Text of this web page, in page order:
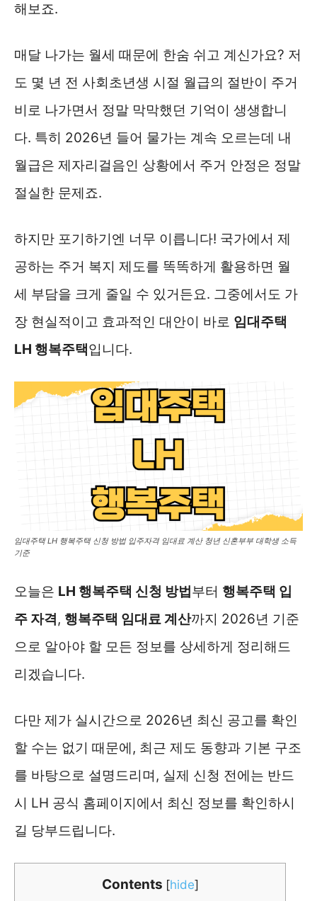
해보죠.
매달 나가는 월세 때문에 한숨 쉬고 계신가요? 저
도 몇 년 전 사회초년생 시절 월급의 절반이 주거
비로 나가면서 정말 막막했던 기억이 생생합니
다. 특히 2026년 들어 물가는 계속 오르는데 내
월급은 제자리걸음인 상황에서 주거 안정은 정말
절실한 문제죠.
하지만 포기하기엔 너무 이릅니다! 국가에서 제
공하는 주거 복지 제도를 똑똑하게 활용하면 월
세 부담을 크게 줄일 수 있거든요. 그중에서도 가
장 현실적이고 효과적인 대안이 바로 임대주택
LH 행복주택입니다.
임대주택 LH 행복주택 신청 방법 입주자격 임대료 계산 청년 신혼부부 대학생 소득
기준
오늘은 LH 행복주택 신청 방법 부터 행복주택 입
주 자격 , 행복주택 임대료 계산까지 2026년 기준
으로 알아야 할 모든 정보를 상세하게 정리해드
리겠습니다.
다만 제가 실시간으로 2026년 최신 공고를 확인
할 수는 없기 때문에, 최근 제도 동향과 기본 구조
를 바탕으로 설명드리며, 실제 신청 전에는 반드
시 LH 공식 홈페이지에서 최신 정보를 확인하시
길 당부드립니다.
Contents [hide]